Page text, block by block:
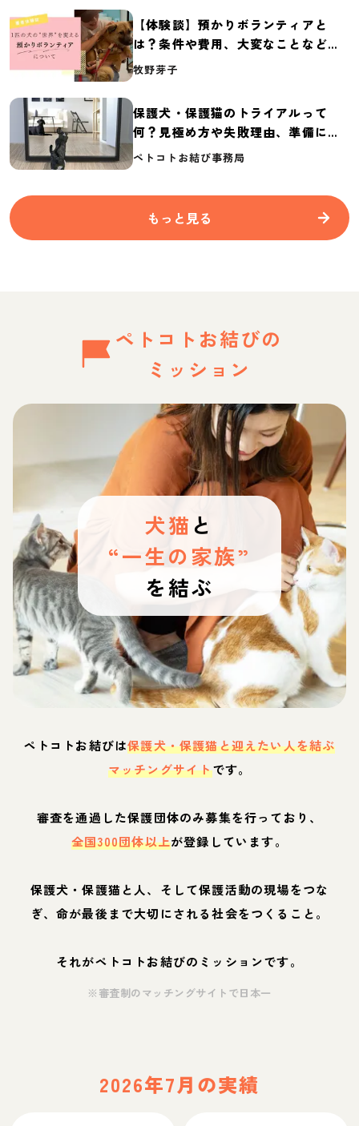
【体験談】預かりボランティアと
は？条件や費用、大変なことなど紹
介
牧野芽子
保護犬・保護猫のトライアルって
何？見極め方や失敗理由、準備に必
要なものを紹介
ペトコトお結び事務局
もっと見る
ペトコトお結びの
ミッション
犬猫 と
“一生の家族”
を結ぶ
ペトコトお結びは保護犬・保護猫と迎えたい人を結ぶ
マッチングサイトです。
審査を通過した保護団体のみ募集を行っており、
全国300団体以上が登録しています。
保護犬・保護猫と人、そして保護活動の現場をつな
ぎ、命が最後まで大切にされる社会をつくること。
それがペトコトお結びのミッションです。
※審査制のマッチングサイトで日本一
2026年7月の実績